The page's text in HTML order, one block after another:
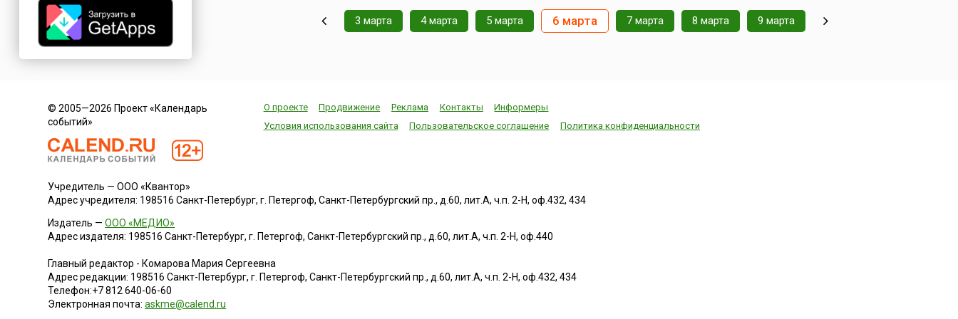
специальных праздничных
тюльпановой столицей
мира. Миллионы
3 марта 4 марта 5 марта 6 марта 7 марта 8 марта 9 марта
© 2005—2026 Проект «Календарь
событий»
О проекте Продвижение Реклама Контакты
Информеры
Условия использования сайта
Пользовательское соглашение Политика конфиденциальности
Учредитель — ООО «Квантор»
Адрес учредителя: 198516 Санкт-Петербург, г. Петергоф, Санкт-Петербургский пр., д.60, лит.А, ч.п. 2-Н, оф.432, 434
Издатель —ООО «МЕДИО»
Адрес издателя: 198516 Санкт-Петербург, г. Петергоф, Санкт-Петербургский пр., д.60, лит.А, ч.п. 2-Н, оф.440
Главный редактор - Комарова Мария Сергеевна
Адрес редакции: 198516 Санкт-Петербург, г. Петергоф,Санкт-Петербургский пр., д.60, лит.А, ч.п. 2-Н, оф.432, 434
Телефон:+7 812 640-06-60
Электронная почта:askme@calend.ru